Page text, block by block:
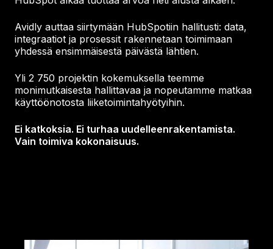
Avidly auttaa siirtymään HubSpotiin hallitusti: data,
integraatiot ja prosessit rakennetaan toimimaan
yhdessä ensimmäisestä päivästä lähtien.
Yli 2 750 projektin kokemuksella teemme
monimutkaisesta hallittavaa ja nopeutamme matkaa
käyttöönotosta liiketoimintahyötyihin.
Ei katkoksia. Ei turhaa uudelleenrakentamista.
Vain toimiva kokonaisuus.